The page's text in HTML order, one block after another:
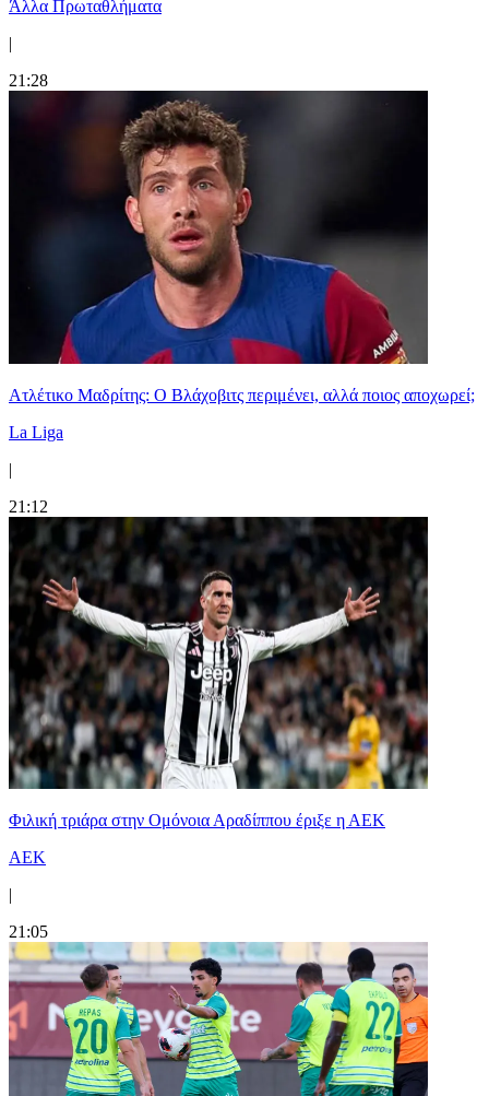
Άλλα Πρωταθλήματα
|
21:28
Ατλέτικο Μαδρίτης: Ο Βλάχοβιτς περιμένει, αλλά ποιος αποχωρεί;
La Liga
|
21:12
Φιλική τριάρα στην Ομόνοια Αραδίππου έριξε η ΑΕΚ
ΑΕΚ
|
21:05